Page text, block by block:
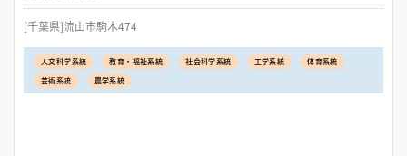
[千葉県]流山市駒木474
人文科学系統 教育・福祉系統 社会科学系統 工学系統
体育系統
芸術系統
農学系統